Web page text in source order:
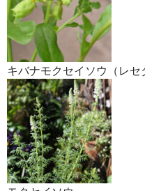
キバナモクセイソウ（レセ